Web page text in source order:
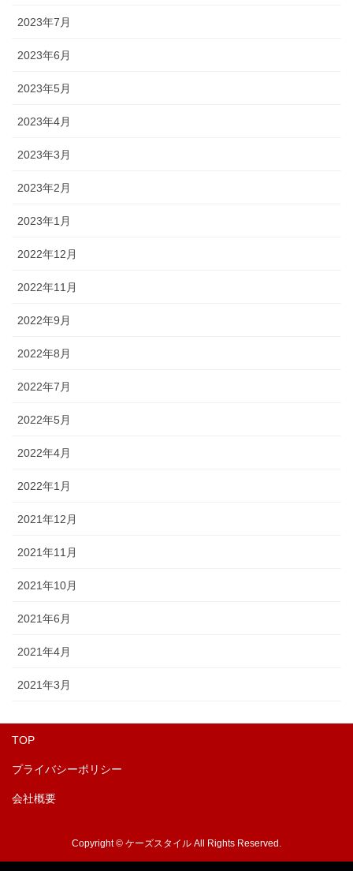
2023年7月
2023年6月
2023年5月
2023年4月
2023年3月
2023年2月
2023年1月
2022年12月
2022年11月
2022年9月
2022年8月
2022年7月
2022年5月
2022年4月
2022年1月
2021年12月
2021年11月
2021年10月
2021年6月
2021年4月
2021年3月
TOP
プライバシーポリシー
会社概要
Copyright © ケーズスタイル All Rights Reserved.